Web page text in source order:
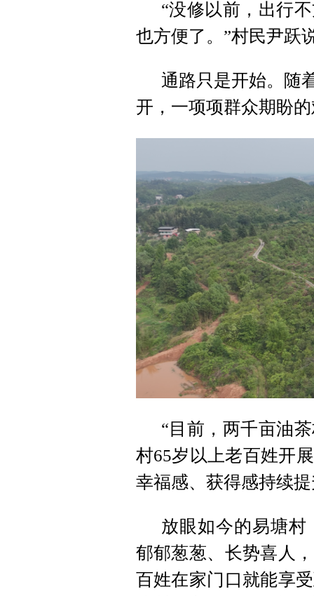
“没修以前，出行
也方便了。”村民尹跃
通路只是开始。随
开，一项项群众期盼
“目前，两千亩油
村65岁以上老百姓开
幸福感、获得感持续
放眼如今的易塘
郁郁葱葱、长势喜人
百姓在家门口就能享